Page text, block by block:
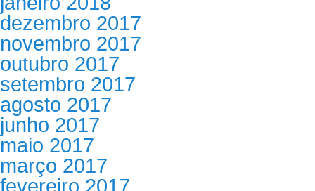
dezembro 2017
novembro 2017
outubro 2017
setembro 2017
agosto 2017
junho 2017
maio 2017
março 2017
fevereiro 2017